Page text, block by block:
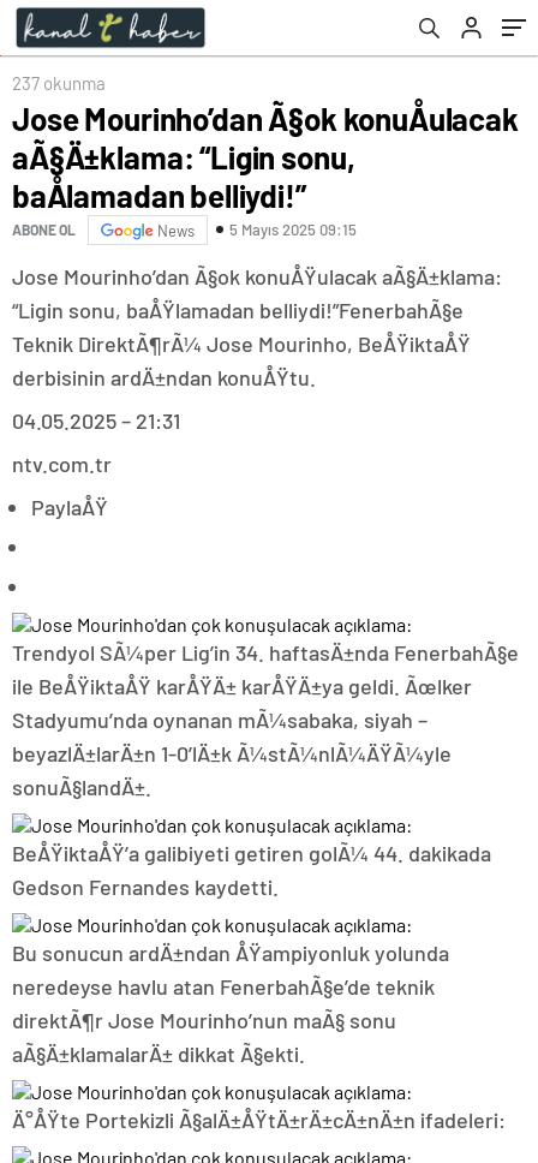
belliydi!”
237 okunma
Jose Mourinho’dan Ã§ok konuÅulacak
aÃ§Ä±klama: “Ligin sonu,
baÅlamadan belliydi!”
ABONE OL News 5 Mayıs 2025 09:15
Jose Mourinho’dan Ã§ok konuÅŸulacak aÃ§Ä±klama:
“Ligin sonu, baÅŸlamadan belliydi!”FenerbahÃ§e
Teknik DirektÃ¶rÃ¼ Jose Mourinho, BeÅŸiktaÅŸ
derbisinin ardÄ±ndan konuÅŸtu.
04.05.2025 – 21:31
ntv.com.tr
PaylaÅŸ
Trendyol SÃ¼per Lig’in 34. haftasÄ±nda FenerbahÃ§e
ile BeÅŸiktaÅŸ karÅŸÄ± karÅŸÄ±ya geldi. Ãœlker
Stadyumu’nda oynanan mÃ¼sabaka, siyah –
beyazlÄ±larÄ±n 1-0’lÄ±k Ã¼stÃ¼nlÃ¼ÄŸÃ¼yle
sonuÃ§landÄ±.
BeÅŸiktaÅŸ’a galibiyeti getiren golÃ¼ 44. dakikada
Gedson Fernandes kaydetti.
Bu sonucun ardÄ±ndan ÅŸampiyonluk yolunda
neredeyse havlu atan FenerbahÃ§e’de teknik
direktÃ¶r Jose Mourinho’nun maÃ§ sonu
aÃ§Ä±klamalarÄ± dikkat Ã§ekti.
Ä°ÅŸte Portekizli Ã§alÄ±ÅŸtÄ±rÄ±cÄ±nÄ±n ifadeleri: